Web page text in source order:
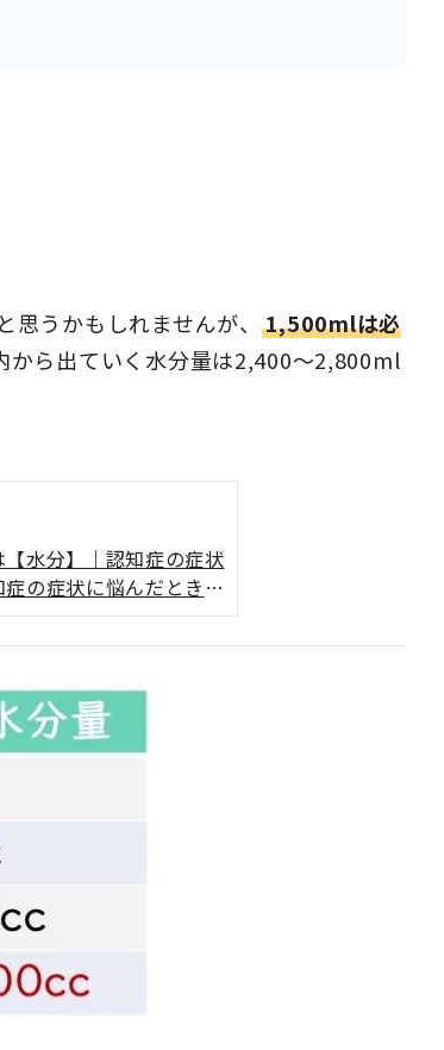
うかもしれませんが、
1,500mlは必
から出ていく水分量は2,400～2,800ml
水分】｜認知症の症状
の症状に悩んだとき、
者の脱水は介護負担に
状も悪化していきま